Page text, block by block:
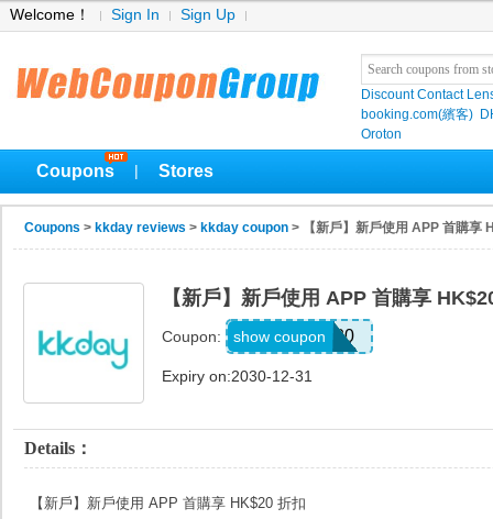
Welcome！ Sign In Sign Up
Discount Contact
booking.com(繽客)
Oroton
Coupons Stores
Coupons > kkday reviews > kkday coupon > 【新戶】新戶使用 APP 首購享
【新戶】新戶使用 APP 首購享
Coupon: APP20
show coupon
Expiry on:2030-12-31
Details：
【新戶】新戶使用 APP 首購享 HK$20 折扣